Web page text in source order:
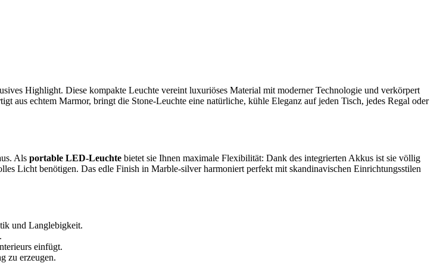
Highlight. Diese kompakte Leuchte vereint luxuriöses Material mit moderner Technologie und verkörpert
aus echtem Marmor, bringt die Stone-Leuchte eine natürliche, kühle Eleganz auf jeden Tisch, jedes Regal oder
Als portable LED-Leuchte bietet sie Ihnen maximale Flexibilität: Dank des integrierten Akkus ist sie völlig
Licht benötigen. Das edle Finish in Marble-silver harmoniert perfekt mit skandinavischen Einrichtungsstilen
und Langlebigkeit.
einfügt.
zu erzeugen.